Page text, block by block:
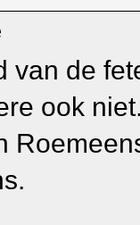
van de
ook